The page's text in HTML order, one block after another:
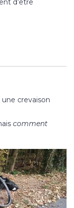
d’être
crevaison
comment